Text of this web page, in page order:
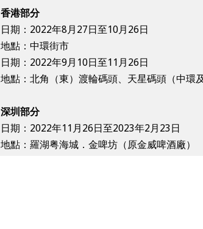
香港部分
日期：2022年8月27日至10月26日
地點：中環街市
日期：2022年9月10日至11月26日
地點：北角（東）渡輪碼頭、天星碼頭（中環
深圳部分
日期：2022年11月26日至2023年2月23日
地點：羅湖粤海城．金啤坊（原金威啤酒廠）